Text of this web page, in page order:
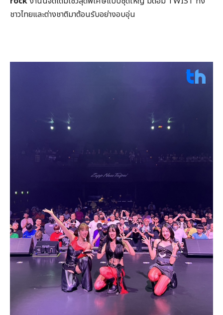
ชาวไทยและต่างชาติมาต้อนรับอย่างอบอุ่น